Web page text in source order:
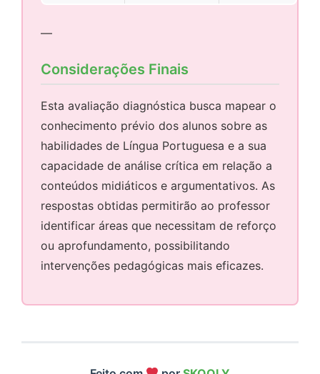
—
Considerações Finais
Esta avaliação diagnóstica busca mapear o
conhecimento prévio dos alunos sobre as
habilidades de Língua Portuguesa e a sua
capacidade de análise crítica em relação a
conteúdos midiáticos e argumentativos. As
respostas obtidas permitirão ao professor
identificar áreas que necessitam de reforço
ou aprofundamento, possibilitando
intervenções pedagógicas mais eficazes.